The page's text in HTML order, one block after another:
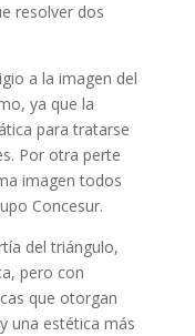
resolver dos
a la imagen del
ya que la
para tratarse
Por otra perte
imagen todos
Concesur.
del triángulo,
pero con
que otorgan
una estética más